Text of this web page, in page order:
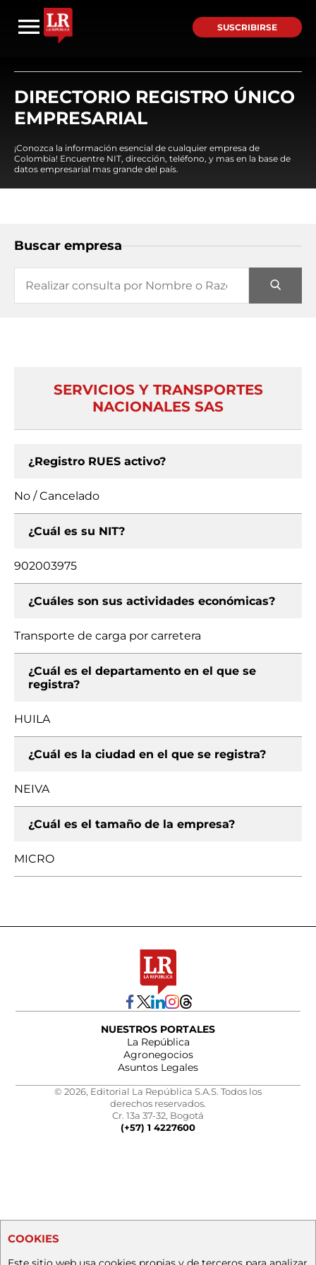
SUSCRIBIRSE
DIRECTORIO REGISTRO ÚNICO
EMPRESARIAL
¡Conozca la información esencial de cualquier empresa de
Colombia! Encuentre NIT, dirección, teléfono, y mas en la base de
datos empresarial mas grande del país.
Buscar empresa
SERVICIOS Y TRANSPORTES
NACIONALES SAS
¿Registro RUES activo?
No / Cancelado
¿Cuál es su NIT?
902003975
¿Cuáles son sus actividades económicas?
Transporte de carga por carretera
¿Cuál es el departamento en el que se
registra?
HUILA
¿Cuál es la ciudad en el que se registra?
NEIVA
¿Cuál es el tamaño de la empresa?
MICRO
NUESTROS PORTALES
La República
Agronegocios
Asuntos Legales
© 2026, Editorial La República S.A.S. Todos los
derechos reservados.
Cr. 13a 37-32, Bogotá
(+57) 1 4227600
COOKIES